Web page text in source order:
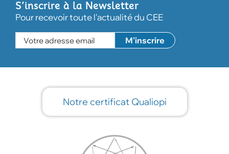
S’inscrire à la Newsletter
Pour recevoir toute l'actualité du CEE
Notre certificat Qualiopi